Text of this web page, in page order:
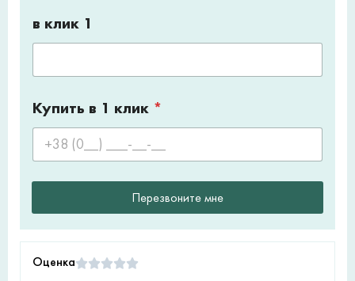
в клик 1
Купить в 1 клик *
Перезвоните мне
Оценка